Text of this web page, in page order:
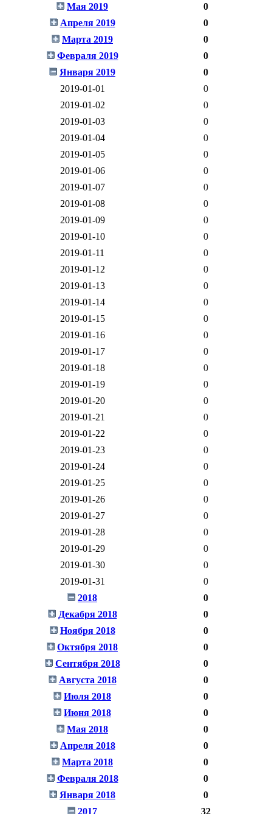
Мая 2019
0
Апреля 2019
0
Марта 2019
0
Февраля 2019
0
Января 2019
0
2019-01-01
0
2019-01-02
0
2019-01-03
0
2019-01-04
0
2019-01-05
0
2019-01-06
0
2019-01-07
0
2019-01-08
0
2019-01-09
0
2019-01-10
0
2019-01-11
0
2019-01-12
0
2019-01-13
0
2019-01-14
0
2019-01-15
0
2019-01-16
0
2019-01-17
0
2019-01-18
0
2019-01-19
0
2019-01-20
0
2019-01-21
0
2019-01-22
0
2019-01-23
0
2019-01-24
0
2019-01-25
0
2019-01-26
0
2019-01-27
0
2019-01-28
0
2019-01-29
0
2019-01-30
0
2019-01-31
0
2018
0
Декабря 2018
0
Ноября 2018
0
Октября 2018
0
Сентября 2018
0
Августа 2018
0
Июля 2018
0
Июня 2018
0
Мая 2018
0
Апреля 2018
0
Марта 2018
0
Февраля 2018
0
Января 2018
0
2017
32